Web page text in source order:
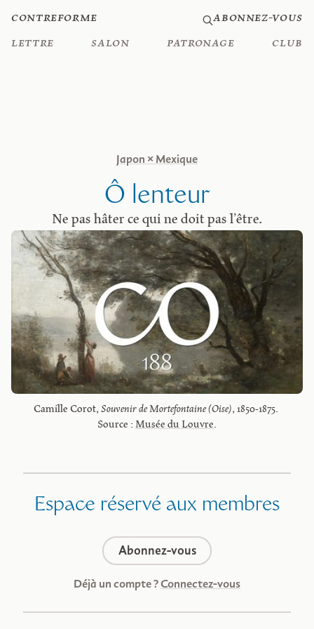
Contreforme
Lettre
Salon Patronage Club
Abonnez-vous
Japon × Mexique
Ô lenteur
Ne pas hâter ce qui ne doit pas l’être.
Camille Corot, Souvenir de Mortefontaine (Oise), 1850-1875.
Source : Musée du Louvre.
Espace réservé aux membres
Abonnez-vous
Déjà un compte ?Connectez-vous